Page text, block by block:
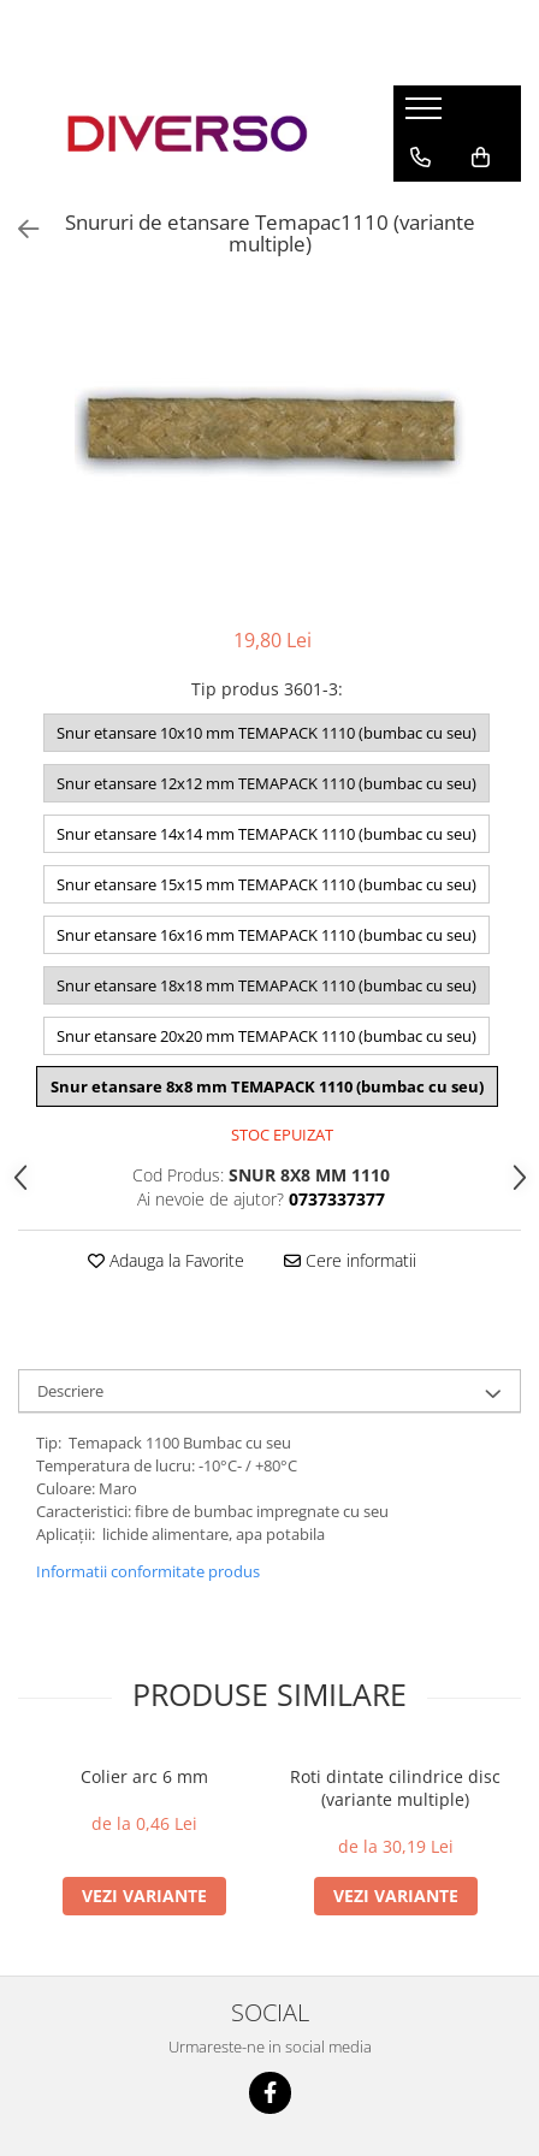
ASA
MULTIMATERIAL
Snururi de etansare Temapac1110 (variante
multiple)
19,80 Lei
Tip produs 3601-3:
Snur etansare 10x10 mm TEMAPACK 1110 (bumbac cu seu)
Snur etansare 12x12 mm TEMAPACK 1110 (bumbac cu seu)
Snur etansare 14x14 mm TEMAPACK 1110 (bumbac cu seu)
Snur etansare 15x15 mm TEMAPACK 1110 (bumbac cu seu)
Snur etansare 16x16 mm TEMAPACK 1110 (bumbac cu seu)
Snur etansare 18x18 mm TEMAPACK 1110 (bumbac cu seu)
Snur etansare 20x20 mm TEMAPACK 1110 (bumbac cu seu)
Snur etansare 8x8 mm TEMAPACK 1110 (bumbac cu seu)
STOC EPUIZAT
Cod Produs: SNUR 8X8 MM 1110
Ai nevoie de ajutor? 0737337377
Adauga la Favorite Cere informatii
Descriere
Tip: Temapack 1100 Bumbac cu seu
Temperatura de lucru: -10°C- / +80°C
Culoare: Maro
Caracteristici: fibre de bumbac impregnate cu seu
Aplicații: lichide alimentare, apa potabila
Informatii conformitate produs
PRODUSE SIMILARE
Colier arc 6 mm
de la 0,46 Lei
VEZI VARIANTE
Roti dintate cilindrice disc
(variante multiple)
de la 30,19 Lei
VEZI VARIANTE
SOCIAL
Urmareste-ne in social media